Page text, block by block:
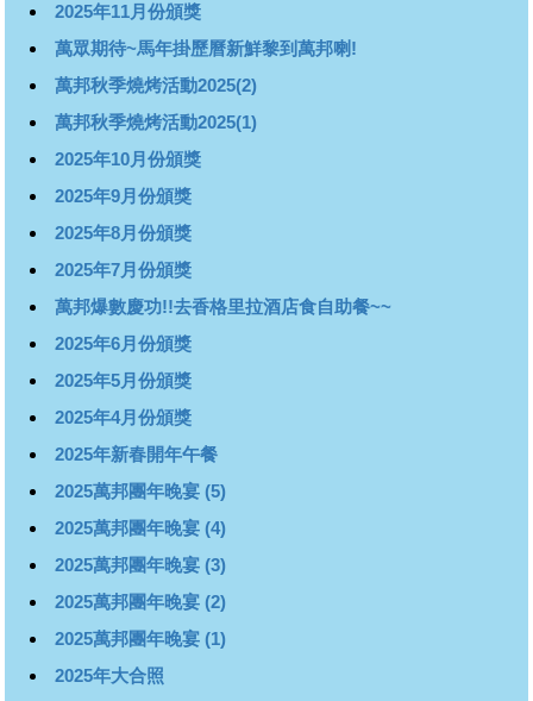
2025年11月份頒獎
萬眾期待~馬年掛歷曆新鮮黎到萬邦喇!
萬邦秋季燒烤活動2025(2)
萬邦秋季燒烤活動2025(1)
2025年10月份頒獎
2025年9月份頒獎
2025年8月份頒獎
2025年7月份頒獎
萬邦爆數慶功!!去香格里拉酒店食自助餐~~
2025年6月份頒獎
2025年5月份頒獎
2025年4月份頒獎
2025年新春開年午餐
2025萬邦團年晚宴 (5)
2025萬邦團年晚宴 (4)
2025萬邦團年晚宴 (3)
2025萬邦團年晚宴 (2)
2025萬邦團年晚宴 (1)
2025年大合照